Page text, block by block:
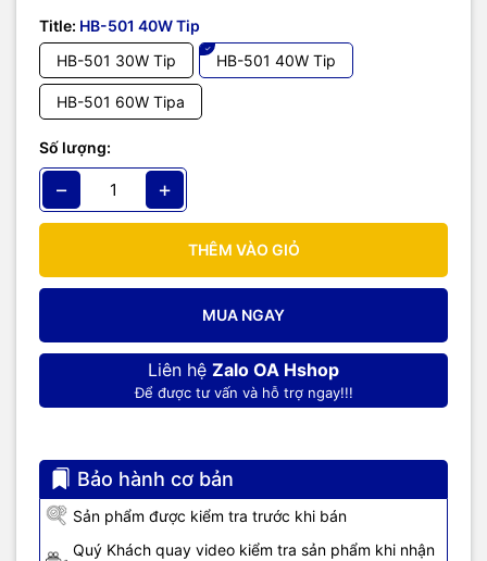
Title: HB-501 40W Tip
HB-501 30W Tip
HB-501 40W Tip
HB-501 60W Tipa
Số lượng:
− +
THÊM VÀO GIỎ
MUA NGAY
Liên hệ Zalo OA Hshop
Để được tư vấn và hỗ trợ ngay!!!
Bảo hành cơ bản
Sản phẩm được kiểm tra trước khi bán
Quý Khách quay video kiểm tra sản phẩm khi nhận